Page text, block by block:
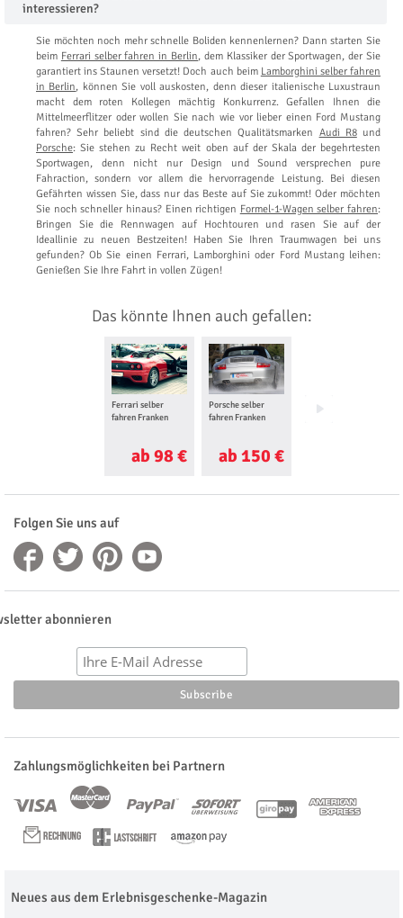
interessieren?
Sie möchten noch mehr schnelle Boliden kennenlernen? Dann starten Sie
beim Ferrari selber fahren in Berlin, dem Klassiker der Sportwagen, der Sie
garantiert ins Staunen versetzt! Doch auch beim Lamborghini selber fahren
in Berlin, können Sie voll auskosten, denn dieser italienische Luxustraun
macht dem roten Kollegen mächtig Konkurrenz. Gefallen Ihnen die
Mittelmeerflitzer oder wollen Sie nach wie vor lieber einen Ford Mustang
fahren? Sehr beliebt sind die deutschen Qualitätsmarken Audi R8und
Porsche: Sie stehen zu Recht weit oben auf der Skala der begehrtesten
Sportwagen, denn nicht nur Design und Sound versprechen pure
Fahraction, sondern vor allem die hervorragende Leistung. Bei diesen
Gefährten wissen Sie, dass nur das Beste auf Sie zukommt! Oder möchten
Sie noch schneller hinaus? Einen richtigen Formel-1-Wagen selber fahren:
Bringen Sie die Rennwagen auf Hochtouren und rasen Sie auf der
Ideallinie zu neuen Bestzeiten! Haben Sie Ihren Traumwagen bei uns
gefunden? Ob Sie einen Ferrari, Lamborghini oder Ford Mustang leihen:
Genießen Sie Ihre Fahrt in vollen Zügen!
Das könnte Ihnen auch gefallen:
Ferrari selber
fahren Franken
ab 98 €
Porsche selber
fahren Franken
ab 150 €
Audi R8 selber
Folgen Sie uns auf
abonnieren
Zahlungsmöglichkeiten bei Partnern
Neues aus dem Erlebnisgeschenke-Magazin